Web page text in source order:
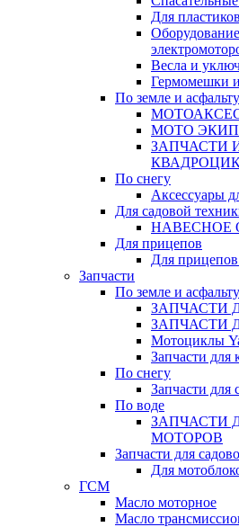
Для
Весла и
Гермомешки
По земле и асфальту
МОТО
ЗАПЧАСТИ
По снегу
Аксессуары
Для садовой
НАВЕСНОЕ
Для прицепов
Для
Запчасти
По земле и асфальту
ЗАПЧАСТИ
ЗАПЧАСТИ
Мотоциклы
Запчасти для
По снегу
Запчасти для
По воде
ЗАПЧАСТИ
МОТОРОВ
Запчасти для
Для
ГСМ
Масло моторное
Масло